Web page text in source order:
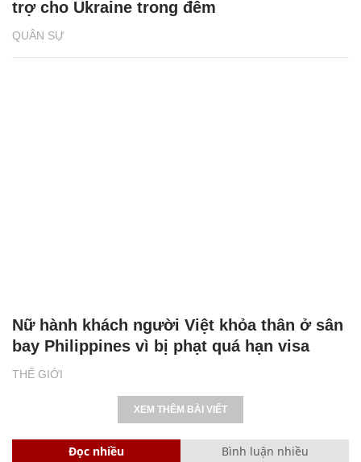
QUÂN SỰ
trợ cho Ukraine trong đêm
THẾ GIỚI
Nữ hành khách người Việt khỏa thân ở sân
bay Philippines vì bị phạt quá hạn visa
XEM THÊM BÀI VIẾT
Đọc nhiều Bình luận nhiều